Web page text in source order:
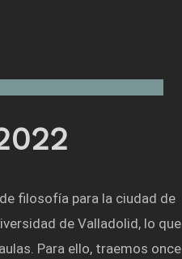
filosofía para la ciudad de
de Valladolid, lo que
Para ello, traemos once